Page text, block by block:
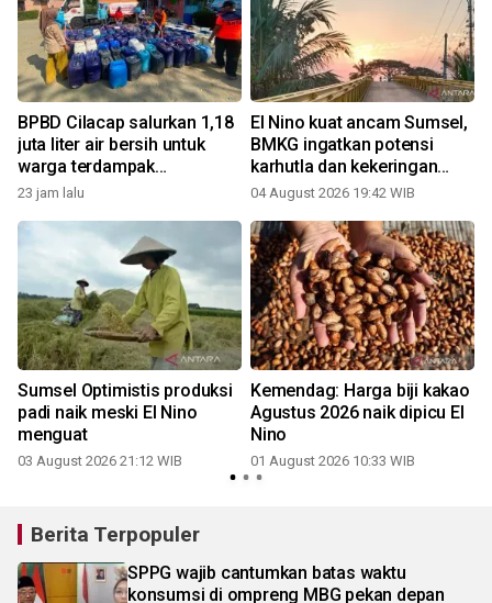
BPBD Cilacap salurkan 1,18
juta liter air bersih untuk
warga terdampak
kekeringan
23 jam lalu
El Nino kuat ancam Sumsel,
BMKG ingatkan potensi
karhutla dan kekeringan
ekstrem
04 August 2026 19:42 WIB
Sumsel Optimistis produksi
padi naik meski El Nino
menguat
03 August 2026 21:12 WIB
Kemendag: Harga biji kakao
Agustus 2026 naik dipicu El
Nino
01 August 2026 10:33 WIB
Berita Terpopuler
SPPG wajib cantumkan batas waktu
konsumsi di ompreng MBG pekan depan